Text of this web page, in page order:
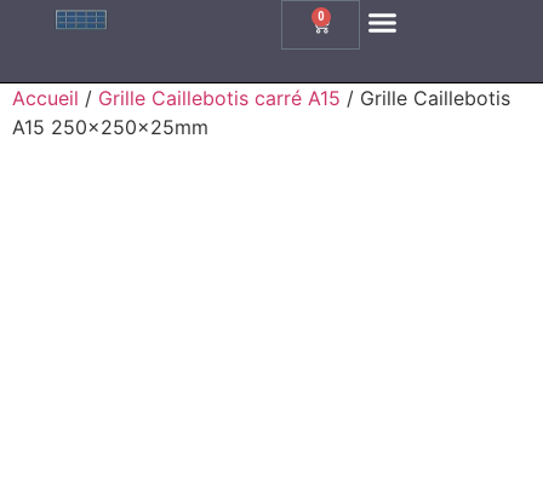
0
Accueil / Grille Caillebotis carré A15 / Grille Caillebotis
A15 250x250x25mm